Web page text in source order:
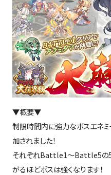
▼概要▼
制限時間内に強力なボスエネ
加されました！
それぞれBattle1～Battle5の5
がるほどボスは強くなります！